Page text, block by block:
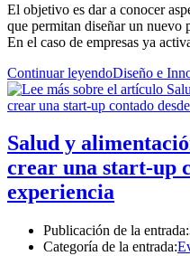
El objetivo es dar a conocer
que permitan diseñar un nuevo
En el caso de empresas ya
Continuar leyendoDiseño e
Salud y
crear una start-up
experiencia
Publicación de la entrada:
Categoría de la entrada: